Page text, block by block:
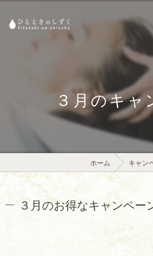
３月のキャ
ホーム キャン
３月のお得なキャンペー